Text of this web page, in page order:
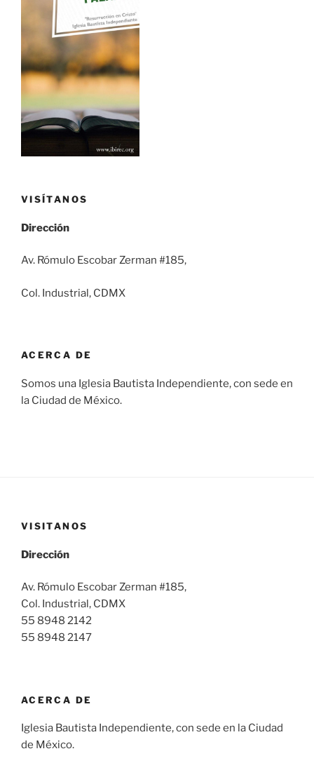
VISÍTANOS
Dirección
Av. Rómulo Escobar Zerman #185,
Col. Industrial, CDMX
ACERCA DE
Somos una Iglesia Bautista Independiente, con sede en
la Ciudad de México.
VISITANOS
Dirección
Av. Rómulo Escobar Zerman #185,
Col. Industrial, CDMX
55 8948 2142
55 8948 2147
ACERCA DE
Iglesia Bautista Independiente, con sede en la Ciudad
de México.